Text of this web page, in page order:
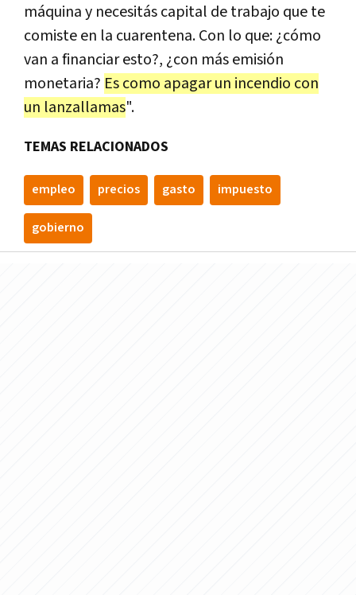
máquina y necesitás capital de trabajo que te
comiste en la cuarentena. Con lo que: ¿cómo
van a financiar esto?, ¿con más emisión
monetaria? Es como apagar un incendio con
un lanzallamas".
TEMAS RELACIONADOS
empleo precios gasto impuesto
gobierno